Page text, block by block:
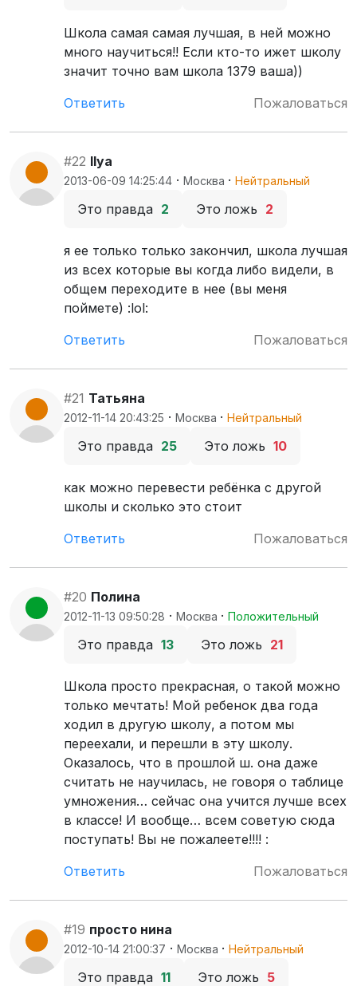
Школа самая самая лучшая, в ней можно
много научиться!! Если кто-то ижет школу
значит точно вам школа 1379 ваша))
Ответить
Пожаловаться
#22 Ilya
2013-06-09 14:25:44 · Москва · Нейтральный
Это правда 2 Это ложь 2
я ее только только закончил, школа лучшая
из всех которые вы когда либо видели, в
общем переходите в нее (вы меня
поймете) :lol:
Ответить
Пожаловаться
#21 Татьяна
2012-11-14 20:43:25 · Москва · Нейтральный
Это правда 25 Это ложь 10
как можно перевести ребёнка с другой
школы и сколько это стоит
Ответить
Пожаловаться
#20 Полина
2012-11-13 09:50:28 · Москва · Положительный
Это правда 13 Это ложь 21
Школа просто прекрасная, о такой можно
только мечтать! Мой ребенок два года
ходил в другую школу, а потом мы
переехали, и перешли в эту школу.
Оказалось, что в прошлой ш. она даже
считать не научилась, не говоря о таблице
умножения… сейчас она учится лучше всех
в классе! И вообще… всем советую сюда
поступать! Вы не пожалеете!!!! :
Ответить
Пожаловаться
#19 просто нина
2012-10-14 21:00:37 · Москва · Нейтральный
Это правда 11 Это ложь 5